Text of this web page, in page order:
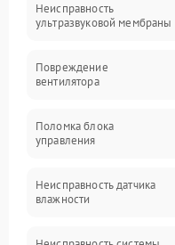
Механические
Датчики
Неисправность
ультразвуковой мембраны
Повреждение
вентилятора
Поломка блока
управления
Неисправность датчика
влажности